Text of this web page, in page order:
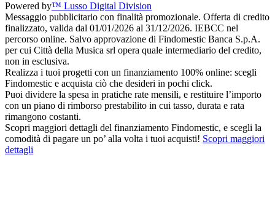
Powered by™ Lusso Digital Division
Messaggio pubblicitario con finalità promozionale. Offerta di credito
finalizzato, valida dal 01/01/2026 al 31/12/2026. IEBCC nel
percorso online. Salvo approvazione di Findomestic Banca S.p.A.
per cui Città della Musica srl opera quale intermediario del credito,
non in esclusiva.
Realizza i tuoi progetti con un finanziamento 100% online: scegli
Findomestic e acquista ciò che desideri in pochi click.
Puoi dividere la spesa in pratiche rate mensili, e restituire l’importo
con un piano di rimborso prestabilito in cui tasso, durata e rata
rimangono costanti.
Scopri maggiori dettagli del finanziamento Findomestic, e scegli la
comodità di pagare un po’ alla volta i tuoi acquisti! Scopri maggiori
dettagli